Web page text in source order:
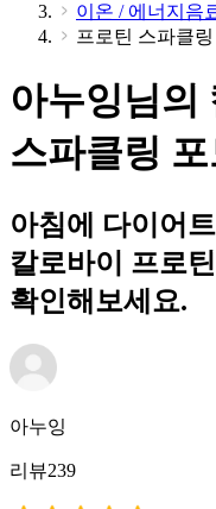
이온 / 에너지음
프로틴 스파클
아누잉님의
스파클링
아침에 다이어
칼로바이 프로
확인해보세요.
아누잉
리뷰239